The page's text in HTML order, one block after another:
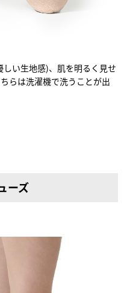
い生地感)、肌を明るく見せ
らは洗濯機で洗うことが出
ーズ